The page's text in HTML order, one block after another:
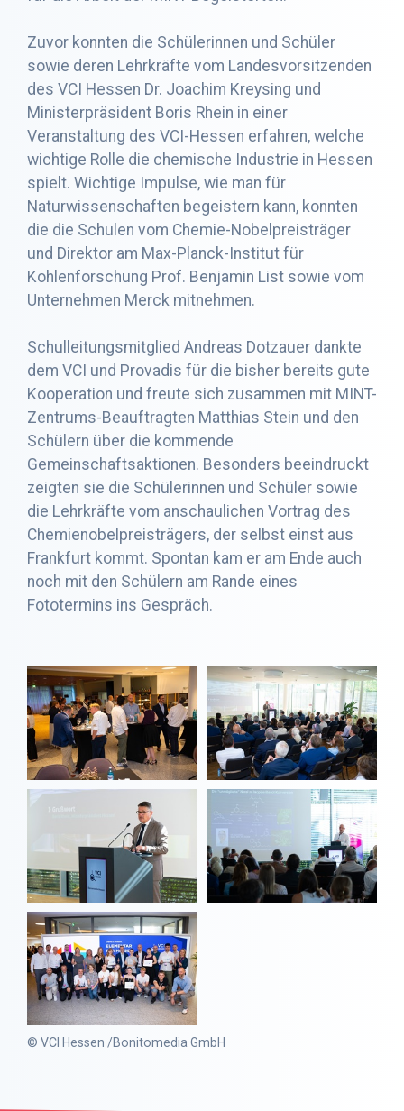
Zuvor konnten die Schülerinnen und Schüler
sowie deren Lehrkräfte vom Landesvorsitzenden
des VCI Hessen Dr. Joachim Kreysing und
Ministerpräsident Boris Rhein in einer
Veranstaltung des VCI-Hessen erfahren, welche
wichtige Rolle die chemische Industrie in Hessen
spielt. Wichtige Impulse, wie man für
Naturwissenschaften begeistern kann, konnten
die die Schulen vom Chemie-Nobelpreisträger
und Direktor am Max-Planck-Institut für
Kohlenforschung Prof. Benjamin List sowie vom
Unternehmen Merck mitnehmen.
Schulleitungsmitglied Andreas Dotzauer dankte
dem VCI und Provadis für die bisher bereits gute
Kooperation und freute sich zusammen mit MINT-
Zentrums-Beauftragten Matthias Stein und den
Schülern über die kommende
Gemeinschaftsaktionen. Besonders beeindruckt
zeigten sie die Schülerinnen und Schüler sowie
die Lehrkräfte vom anschaulichen Vortrag des
Chemienobelpreisträgers, der selbst einst aus
Frankfurt kommt. Spontan kam er am Ende auch
noch mit den Schülern am Rande eines
Fototermins ins Gespräch.
© VCI Hessen /Bonitomedia GmbH